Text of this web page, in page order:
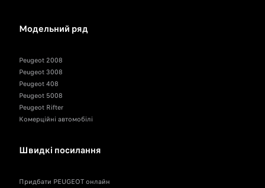
Модельний ряд
Peugeot 2008
Peugeot 3008
Peugeot 408
Peugeot 5008
Peugeot Rifter
Комерційні автомобілі
Швидкі посилання
Придбати PEUGEOT онлайн